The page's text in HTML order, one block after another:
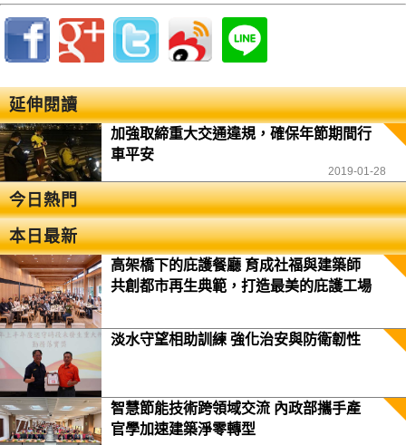
延伸閱讀
加強取締重大交通違規，確保年節期間行
車平安
2019-01-28
今日熱門
本日最新
高架橋下的庇護餐廳 育成社福與建築師
共創都市再生典範，打造最美的庇護工場
淡水守望相助訓練 強化治安與防衛韌性
智慧節能技術跨領域交流 內政部攜手產
官學加速建築淨零轉型